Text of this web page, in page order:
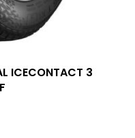
ICECONTACT 3